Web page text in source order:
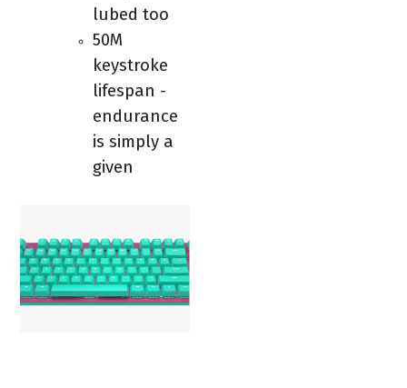
lubed too
50M
keystroke
lifespan -
endurance
is simply a
given